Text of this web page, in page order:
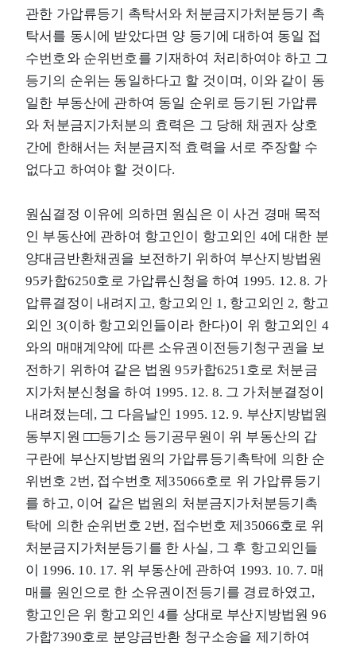
관한 가압류등기 촉탁서와 처분금지가처분등기 촉
탁서를 동시에 받았다면 양 등기에 대하여 동일 접
수번호와 순위번호를 기재하여 처리하여야 하고 그
등기의 순위는 동일하다고 할 것이며, 이와 같이 동
일한 부동산에 관하여 동일 순위로 등기된 가압류
와 처분금지가처분의 효력은 그 당해 채권자 상호
간에 한해서는 처분금지적 효력을 서로 주장할 수
없다고 하여야 할 것이다.
원심결정 이유에 의하면 원심은 이 사건 경매 목적
인 부동산에 관하여 항고인이 항고외인 4에 대한 분
양대금반환채권을 보전하기 위하여 부산지방법원
95카합6250호로 가압류신청을 하여 1995. 12. 8. 가
압류결정이 내려지고, 항고외인 1, 항고외인 2, 항고
외인 3(이하 항고외인들이라 한다)이 위 항고외인 4
와의 매매계약에 따른 소유권이전등기청구권을 보
전하기 위하여 같은 법원 95카합6251호로 처분금
지가처분신청을 하여 1995. 12. 8. 그 가처분결정이
내려졌는데, 그 다음날인 1995. 12. 9. 부산지방법원
동부지원 □□등기소 등기공무원이 위 부동산의 갑
구란에 부산지방법원의 가압류등기촉탁에 의한 순
위번호 2번, 접수번호 제35066호로 위 가압류등기
를 하고, 이어 같은 법원의 처분금지가처분등기촉
탁에 의한 순위번호 2번, 접수번호 제35066호로 위
처분금지가처분등기를 한 사실, 그 후 항고외인들
이 1996. 10. 17. 위 부동산에 관하여 1993. 10. 7. 매
매를 원인으로 한 소유권이전등기를 경료하였고,
항고인은 위 항고외인 4를 상대로 부산지방법원 96
가합7390호로 분양금반환 청구소송을 제기하여